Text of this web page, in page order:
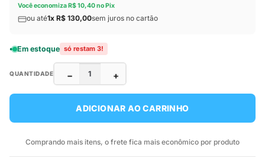
Você economiza R$ 10,40 no Pix
ou até1x R$ 130,00sem juros no cartão
Em estoque só restam 3!
QUANTIDADE − +
ADICIONAR AO CARRINHO
Comprando mais itens, o frete fica mais econômico por produto